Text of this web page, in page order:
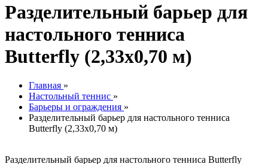
Разделительный барьер для
настольного тенниса
Butterfly (2,33х0,70 м)
Главная »
Настольный теннис »
Барьеры и ограждения »
Разделительный барьер для настольного тенниса
Butterfly (2,33х0,70 м)
Разделительный барьер для настольного тенниса Butterfly